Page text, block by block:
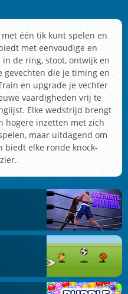
één tik kunt spelen en
met eenvoudige en
de ring, stoot, ontwijk en
gevechten die je timing en
en upgrade je vechter
vaardigheden vrij te
Elke wedstrijd brengt
hogere inzetten met zich
maar uitdagend om
biedt elke ronde knock-